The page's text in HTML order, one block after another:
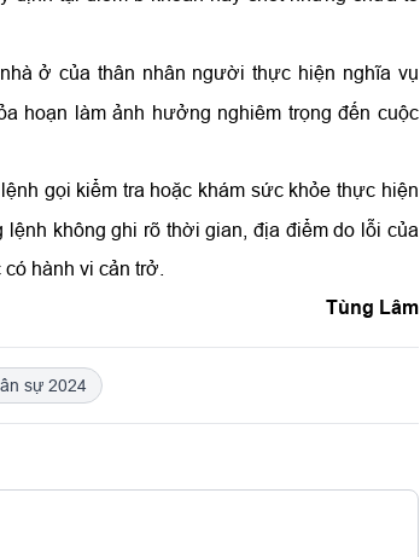
ở của thân nhân người thực hiện nghĩa vụ
hoạn làm ảnh hưởng nghiêm trọng đến cuộc
gọi kiểm tra hoặc khám sức khỏe thực hiện
không ghi rõ thời gian, địa điểm do lỗi của
hành vi cản trở.
Tùng Lâm
sự 2024